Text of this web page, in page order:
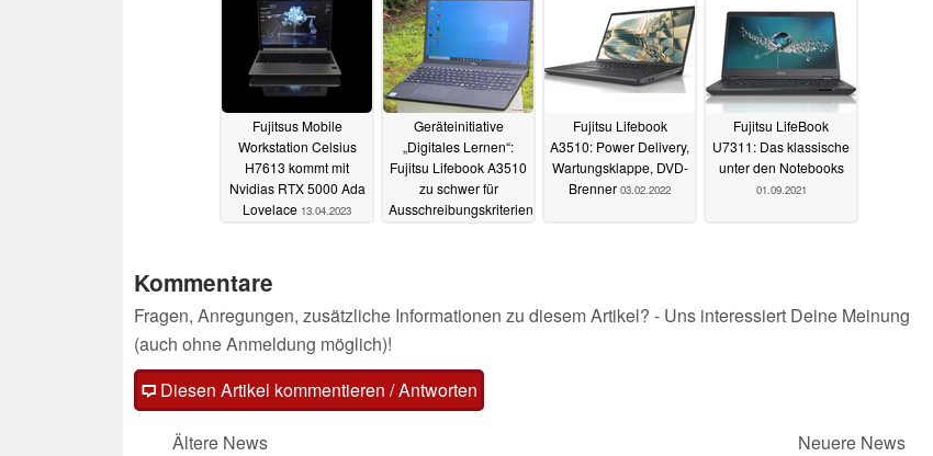
Fujitsus Mobile
Workstation Celsius
H7613 kommt mit
Nvidias RTX 5000 Ada
Lovelace 13.04.2023
Geräteinitiative
„Digitales Lernen“:
Fujitsu Lifebook A3510
zu schwer für
Ausschreibungskriterien?
Fujitsu Lifebook
A3510: Power Delivery,
Wartungsklappe, DVD-
Brenner 03.02.2022
Fujitsu LifeBook
U7311: Das klassische
unter den Notebooks
01.09.2021
Kommentare
Fragen, Anregungen, zusätzliche Informationen zu diesem Artikel? - Uns interessiert Deine Meinung
(auch ohne Anmeldung möglich)!
Diesen Artikel kommentieren / Antworten
Ältere News
Neuere News